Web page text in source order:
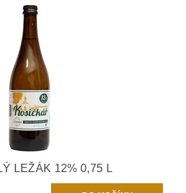
LEŽÁK 12% 0,75 L